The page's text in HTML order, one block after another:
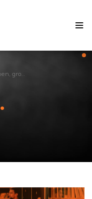
Kleine stappen, grote impact: Innovatie in begeleiding studiekeuze
.